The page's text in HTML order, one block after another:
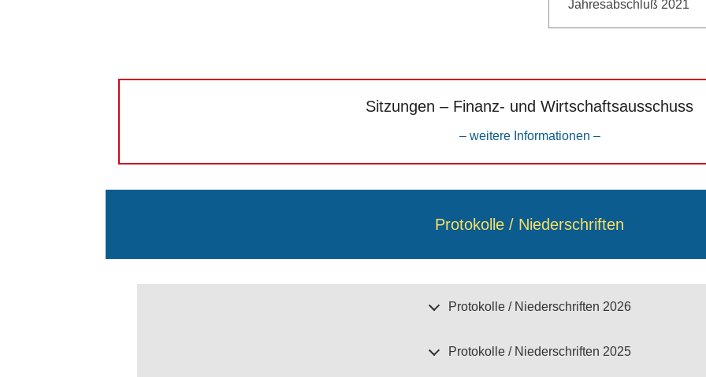
Jahresabschluß 2021
Sitzungen – Finanz- und Wirtschaftsausschuss
– weitere Informationen –
Protokolle / Niederschriften
Protokolle / Niederschriften 2026
Protokolle / Niederschriften 2025